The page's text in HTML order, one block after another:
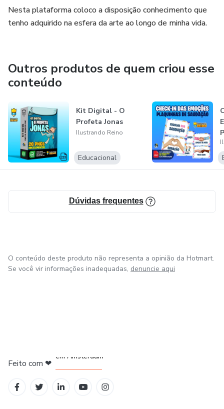
Nesta plataforma coloco a disposição conhecimento que
tenho adquirido na esfera da arte ao longo de minha vida.
Outros produtos de quem criou esse
conteúdo
Kit Digital - O
Profeta Jonas
Ilustrando Reino
Educacional
Dúvidas frequentes
O conteúdo deste produto não representa a opinião da Hotmart.
Se você vir informações inadequadas, denuncie aqui
Feito com ❤ em Amsterdam